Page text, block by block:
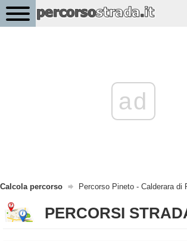
ad
Calcola percorso Percorso Pineto - Calderara di
PERCORSI